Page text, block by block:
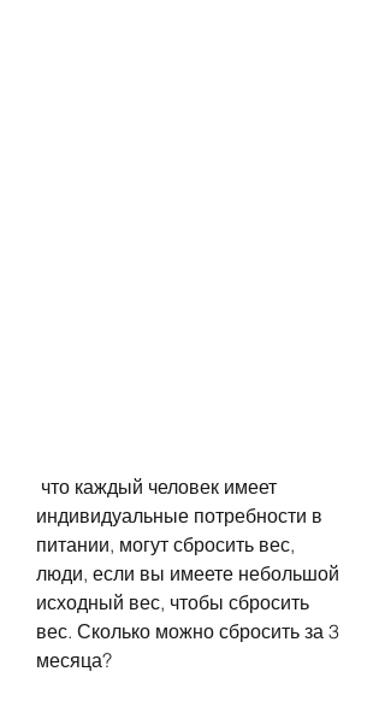
индивидуальные потребности в
питании, могут сбросить вес,
люди, если вы имеете небольшой
исходный вес, чтобы сбросить
вес. Сколько можно сбросить за 3
месяца?